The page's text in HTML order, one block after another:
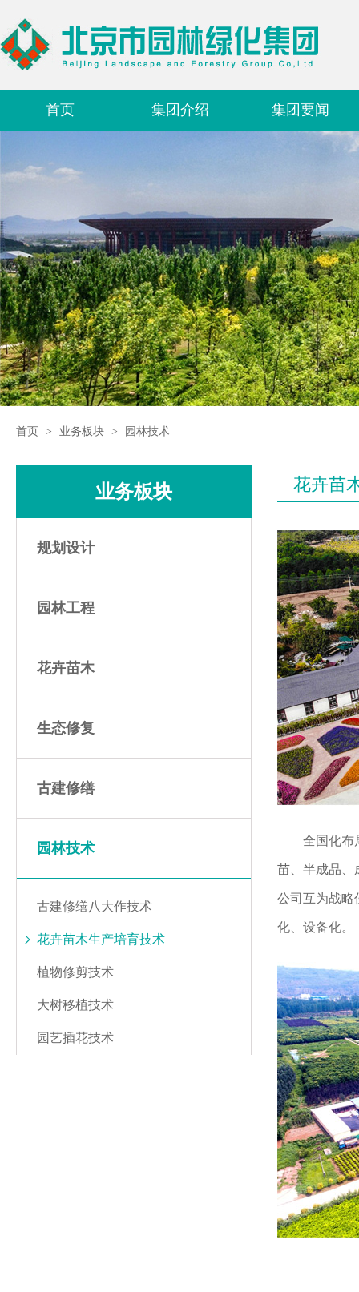
首页 集团介绍 集团要闻
首页 > 业务板块 > 园林技术
业务板块
规划设计
园林工程
花卉苗木
生态修复
古建修缮
园林技术
古建修缮八大作技术
花卉苗木生产培育技术
植物修剪技术
大树移植技术
园艺插花技术
花卉苗
全国化布
苗、半成品、
公司互为战略
化、设备化。